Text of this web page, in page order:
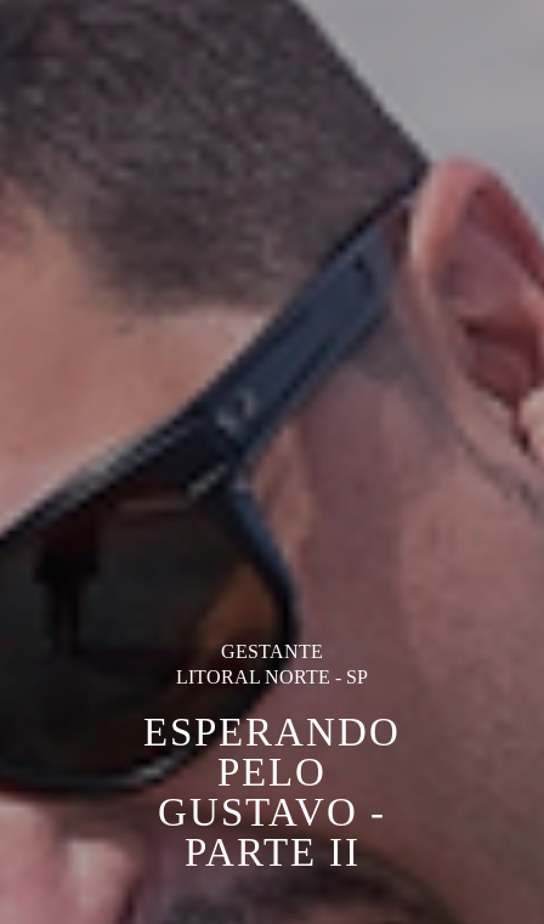
GESTANTE
LITORAL NORTE - SP
ESPERANDO
PELO
GUSTAVO -
PARTE II